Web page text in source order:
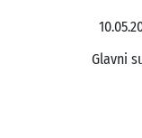
Glavni